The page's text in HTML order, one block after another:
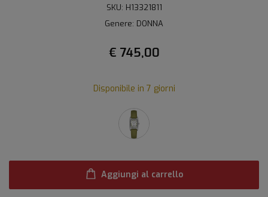
SKU: H13321811
Genere: DONNA
€ 745,00
Disponibile in 7 giorni
Aggiungi al carrello